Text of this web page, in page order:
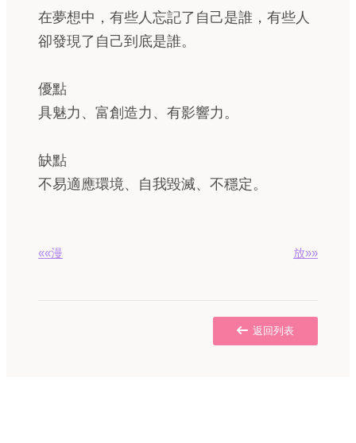
在夢想中，有些人忘記了自己是誰，有些人
卻發現了自己到底是誰。
優點
具魅力、富創造力、有影響力。
缺點
不易適應環境、自我毀滅、不穩定。
««漫 放»»
返回列表